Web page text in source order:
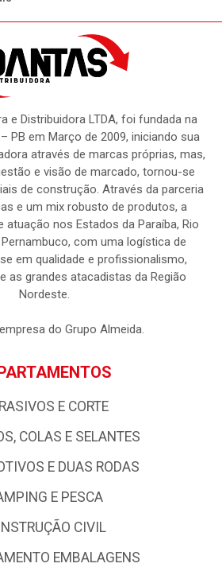
e Distribuidora LTDA, foi fundada na
PB em Março de 2009, iniciando sua
através de marcas próprias, mas,
e visão de marcado, tornou-se
de construção. Através da parceria
e um mix robusto de produtos, a
nos Estados da Paraíba, Rio
com uma logística de
em qualidade e profissionalismo,
as grandes atacadistas da Região
Nordeste.
do Grupo Almeida.
E CORTE
COLAS E SELANTES
E DUAS RODAS
E PESCA
CIVIL
EMBALAGENS